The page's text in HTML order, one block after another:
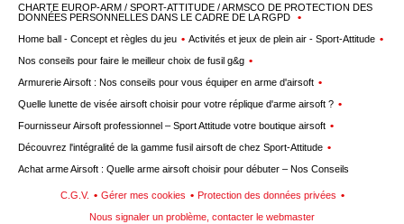
CHARTE EUROP-ARM / SPORT-ATTITUDE / ARMSCO DE PROTECTION DES
DONNÉES PERSONNELLES DANS LE CADRE DE LA RGPD
Home ball - Concept et règles du jeu
Activités et jeux de plein air - Sport-Attitude
Nos conseils pour faire le meilleur choix de fusil g&g
Armurerie Airsoft : Nos conseils pour vous équiper en arme d'airsoft
Quelle lunette de visée airsoft choisir pour votre réplique d'arme airsoft ?
Fournisseur Airsoft professionnel – Sport Attitude votre boutique airsoft
Découvrez l'intégralité de la gamme fusil airsoft de chez Sport-Attitude
Achat arme Airsoft : Quelle arme airsoft choisir pour débuter – Nos Conseils
C.G.V. Gérer mes cookies
Protection des données privées
Nous signaler un problème, contacter le webmaster